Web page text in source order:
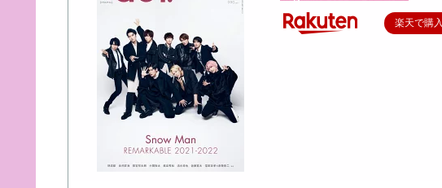
楽天で購入